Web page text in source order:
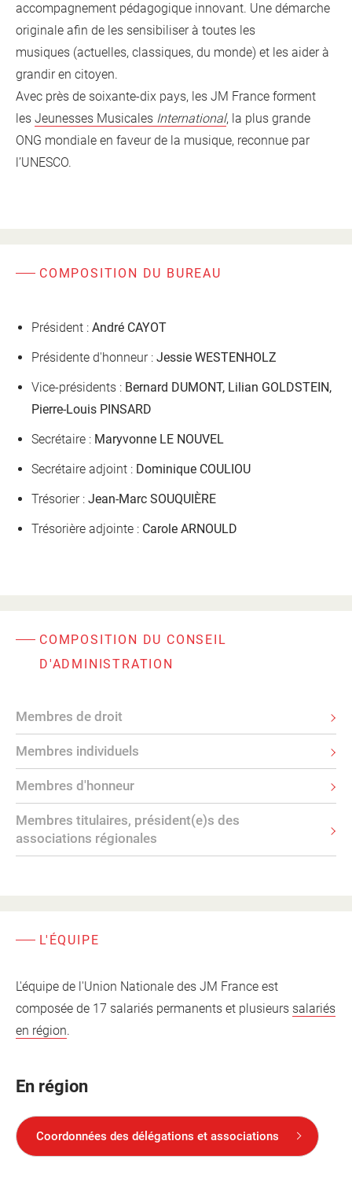
accompagnement pédagogique innovant. Une démarche
originale afin de les sensibiliser à toutes les
musiques (actuelles, classiques, du monde) et les aider à
grandir en citoyen.
Avec près de soixante-dix pays, les JM France forment
les Jeunesses Musicales International, la plus grande
ONG mondiale en faveur de la musique, reconnue par
l’UNESCO.
COMPOSITION DU BUREAU
Président : André CAYOT
Présidente d'honneur : Jessie WESTENHOLZ
Vice-présidents : Bernard DUMONT, Lilian GOLDSTEIN,
Pierre-Louis PINSARD
Secrétaire : Maryvonne LE NOUVEL
Secrétaire adjoint : Dominique COULIOU
Trésorier : Jean-Marc SOUQUIÈRE
Trésorière adjointe : Carole ARNOULD
COMPOSITION DU CONSEIL
D'ADMINISTRATION
Membres de droit
Membres individuels
Membres d'honneur
Membres titulaires, président(e)s des
associations régionales
L'ÉQUIPE
L'équipe de l'Union Nationale des JM France est
composée de 17 salariés permanents et plusieurs salariés
en région.
En région
Coordonnées des délégations et associations